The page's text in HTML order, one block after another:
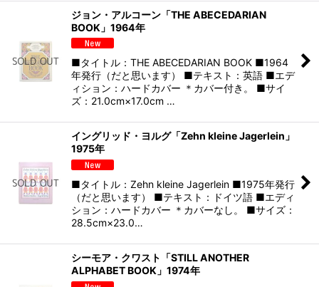
ジョン・アルコーン「THE ABECEDARIAN
BOOK」1964年
■タイトル：THE ABECEDARIAN BOOK ■1964
年発行（だと思います） ■テキスト：英語 ■エデ
ィション：ハードカバー ＊カバー付き。 ■サイ
ズ：21.0cm×17.0cm …
イングリッド・ヨルグ「Zehn kleine Jagerlein」
1975年
■タイトル：Zehn kleine Jagerlein ■1975年発行
（だと思います） ■テキスト：ドイツ語 ■エディ
ション：ハードカバー ＊カバーなし。 ■サイズ：
28.5cm×23.0…
シーモア・クワスト「STILL ANOTHER
ALPHABET BOOK」1974年